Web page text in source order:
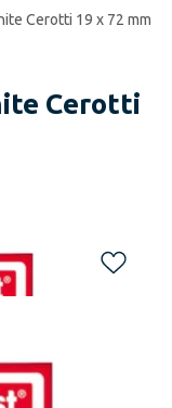
Cerotti 19 x 72 mm
Cerotti